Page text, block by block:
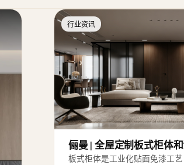
行业资讯
俪曼 | 全屋定制板式柜体
板式柜体是工业化贴面免漆工